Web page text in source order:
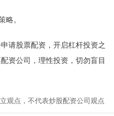
。
请股票配资，开启杠杆投资之
资公司，理性投资，切勿盲目
观点，不代表炒股配资公司观点